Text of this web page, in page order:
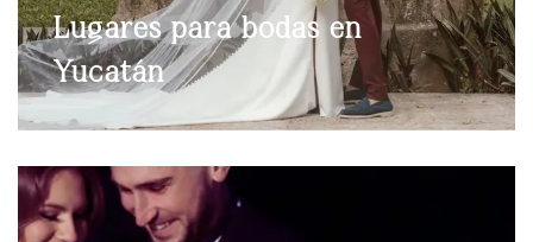
Lugares para bodas en
Yucatán